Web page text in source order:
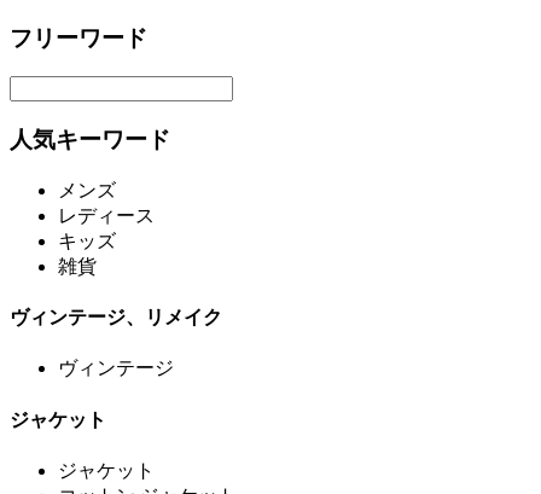
フリーワード
人気キーワード
メンズ
レディース
キッズ
雑貨
ヴィンテージ、リメイク
ヴィンテージ
ジャケット
ジャケット